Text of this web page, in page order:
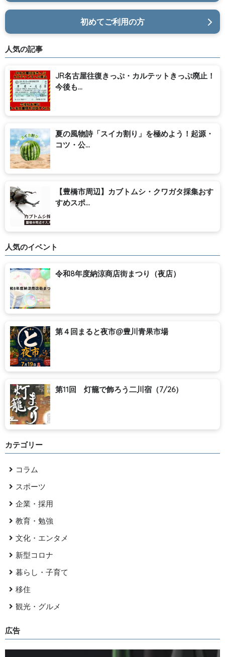
初めてご利用の方
人気の記事
JR名古屋往復きっぷ・カルテットきっぷ廃止！
今後も...
夏の風物詩「スイカ割り」を極めよう！起源・
コツ・公...
【豊橋市周辺】カブトムシ・クワガタ採集おす
すめスポ...
人気のイベント
令和8年度納涼商店街まつり（夜店）
第４回まると夜市@豊川青果市場
第11回 灯籠で飾ろう二川宿（7/26）
カテゴリー
コラム
スポーツ
企業・採用
教育・勉強
文化・エンタメ
新型コロナ
暮らし・子育て
移住
観光・グルメ
広告